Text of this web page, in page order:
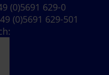
(0)5691 629-0
(0)5691 629-501